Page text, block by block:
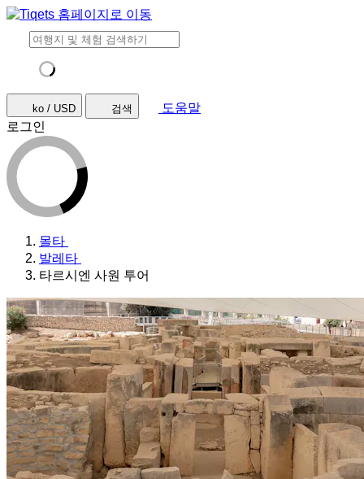
ko / USD 검색
도움말
로그인
몰타
발레타
타르시엔 사원 투어